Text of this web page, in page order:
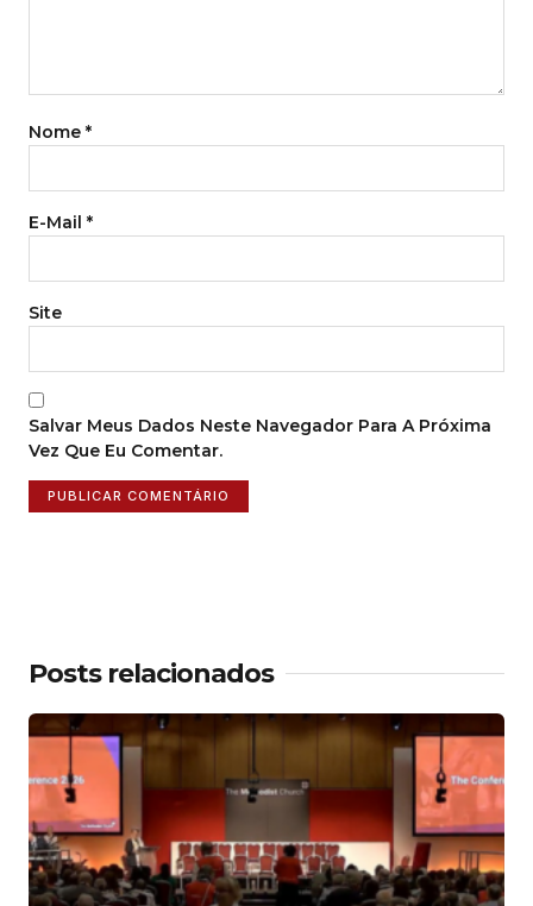
Nome *
E-Mail *
Site
Salvar Meus Dados Neste Navegador Para A Próxima
Vez Que Eu Comentar.
Posts relacionados